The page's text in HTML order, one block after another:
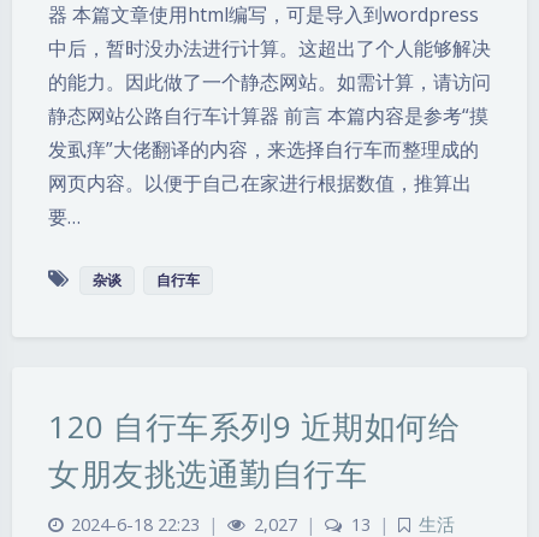
器 本篇文章使用html编写，可是导入到wordpress
中后，暂时没办法进行计算。这超出了个人能够解决
的能力。因此做了一个静态网站。如需计算，请访问
静态网站公路自行车计算器 前言 本篇内容是参考“摸
发虱痒”大佬翻译的内容，来选择自行车而整理成的
网页内容。以便于自己在家进行根据数值，推算出
要…
杂谈 自行车
120 自行车系列9 近期如何给
女朋友挑选通勤自行车
2024-6-18 22:23 | 2,027 | 13 | 生活